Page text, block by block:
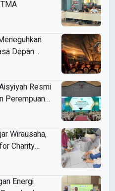
Depan
Resmi
Perempuan
Wirausaha,
Charity
Energi